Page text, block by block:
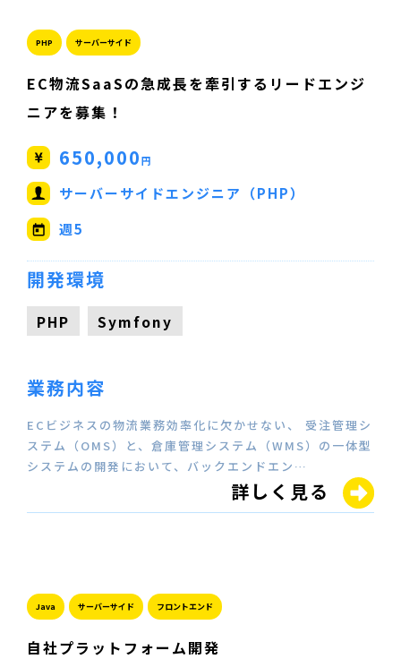
PHP サーバーサイド
EC物流SaaSの急成長を牽引するリードエンジ
ニアを募集！
650,000円
サーバーサイドエンジニア（PHP）
週5
開発環境
PHP Symfony
業務内容
ECビジネスの物流業務効率化に欠かせない、 受注管理シ
ステム（OMS）と、倉庫管理システム（WMS）の一体型
システムの開発において、バックエンドエン…
詳しく見る
Java サーバーサイド フロントエンド
自社プラットフォーム開発